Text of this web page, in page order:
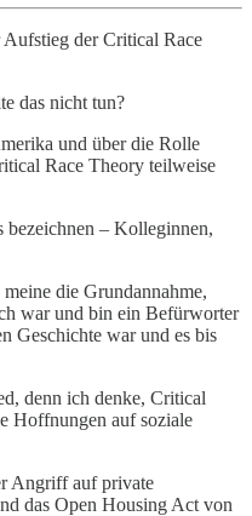
Aufstieg der Critical Race
das nicht tun?
und über die Rolle
Race Theory teilweise
bezeichnen – Kolleginnen,
die Grundannahme,
war und bin ein Befürworter
Geschichte war und es bis
denn ich denke, Critical
Hoffnungen auf soziale
Angriff auf private
das Open Housing Act von